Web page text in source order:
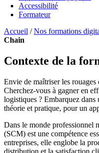
Accessibilité
Formateur
Accueil /Nos formations
Chain
Contexte de la
Envie de maîtriser les
Cherchez-vous à gagner en
logistiques ? Embarquez
théorie et pratique, pour un
Dans le monde professionnel
(SCM) est une compétence
entreprises, elle englobe la
distribution et la satisfaction